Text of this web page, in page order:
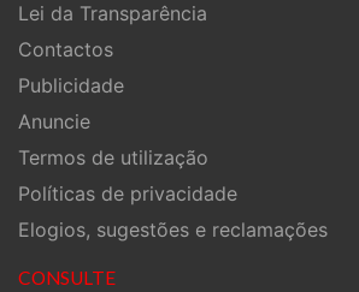
Lei da Transparência
Contactos
Publicidade
Anuncie
Termos de utilização
Políticas de privacidade
Elogios, sugestões e reclamações
CONSULTE